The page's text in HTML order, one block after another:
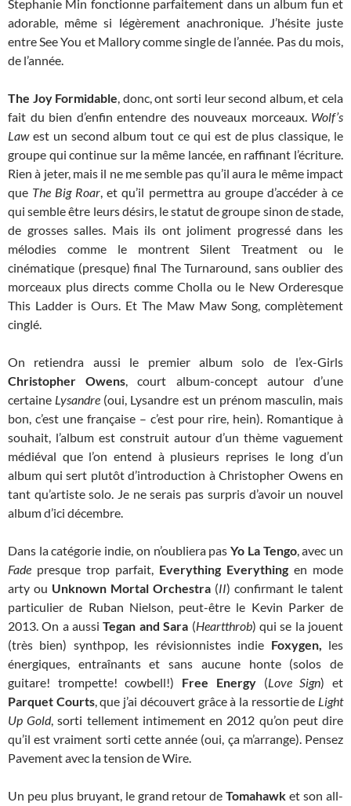
Stephanie Min fonctionne parfaitement dans un album fun et
adorable, même si légèrement anachronique. J’hésite juste
entre See You et Mallory comme single de l’année. Pas du mois,
de l’année.
The Joy Formidable, donc, ont sorti leur second album, et cela
fait du bien d’enfin entendre des nouveaux morceaux. Wolf’s
Lawest un second album tout ce qui est de plus classique, le
groupe qui continue sur la même lancée, en raffinant l’écriture.
Rien à jeter, mais il ne me semble pas qu’il aura le même impact
que The Big Roar, et qu’il permettra au groupe d’accéder à ce
qui semble être leurs désirs, le statut de groupe sinon de stade,
de grosses salles. Mais ils ont joliment progressé dans les
mélodies comme le montrent Silent Treatment ou le
cinématique (presque) final The Turnaround, sans oublier des
morceaux plus directs comme Cholla ou le New Orderesque
This Ladder is Ours. Et The Maw Maw Song, complètement
cinglé.
On retiendra aussi le premier album solo de l’ex-Girls
Christopher Owens, court album-concept autour d’une
certaine Lysandre (oui, Lysandre est un prénom masculin, mais
bon, c’est une française – c’est pour rire, hein). Romantique à
souhait, l’album est construit autour d’un thème vaguement
médiéval que l’on entend à plusieurs reprises le long d’un
album qui sert plutôt d’introduction à Christopher Owens en
tant qu’artiste solo. Je ne serais pas surpris d’avoir un nouvel
album d’ici décembre.
Dans la catégorie indie, on n’oubliera pasYo La Tengo, avec un
Fade presque trop parfait, Everything Everything en mode
arty ou Unknown Mortal Orchestra (II) confirmant le talent
particulier de Ruban Nielson, peut-être le Kevin Parker de
2013. On a aussiTegan and Sara (Heartthrob) qui se la jouent
(très bien) synthpop, les révisionnistes indie Foxygen, les
énergiques, entraînants et sans aucune honte (solos de
guitare! trompette! cowbell!) Free Energy(Love Sign) et
Parquet Courts, que j’ai découvert grâce à la ressortie de Light
Up Gold, sorti tellement intimement en 2012 qu’on peut dire
qu’il est vraiment sorti cette année (oui, ça m’arrange). Pensez
Pavement avec la tension de Wire.
Un peu plus bruyant, le grand retour deTomahawk et son all-